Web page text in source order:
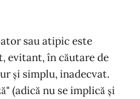
sau atipic este
evitant, în căutare de
și simplu, inadecvat.
(adică nu se implică și